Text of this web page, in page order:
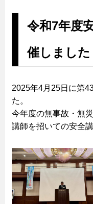
令和7年度
催しました
2025年4月25日に第
た。
今年度の無事故・無
講師を招いての安全